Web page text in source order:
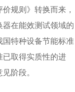
规则》转换而来，
器在能效测试领域的
国特种设备节能标准
已取得实质性的进
阶段。